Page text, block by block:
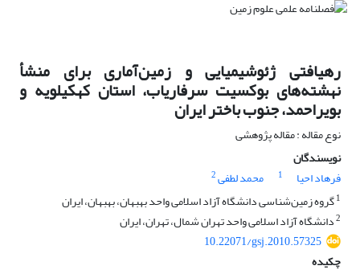
رهیافتی ژئوشیمیایی و زمین‌آماری برای منشأ
نهشته‌های بوکسیت سرفاریاب، استان کهکیلویه و
بویراحمد، جنوب باختر ایران
نوع مقاله : مقاله پژوهشی
نویسندگان
فرهاد احیا
1 محمد لطفی2
1گروه زمین‌شناسی دانشگاه آزاد اسلامی واحد بهبهان، بهبهان، ایران
2دانشگاه آزاد اسلامی واحد تهران شمال، تهران، ایران
10.22071/gsj.2010.57325
چکیده